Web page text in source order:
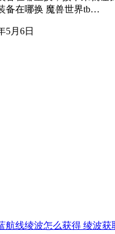
备在哪换 魔兽世界tb…
5月6日